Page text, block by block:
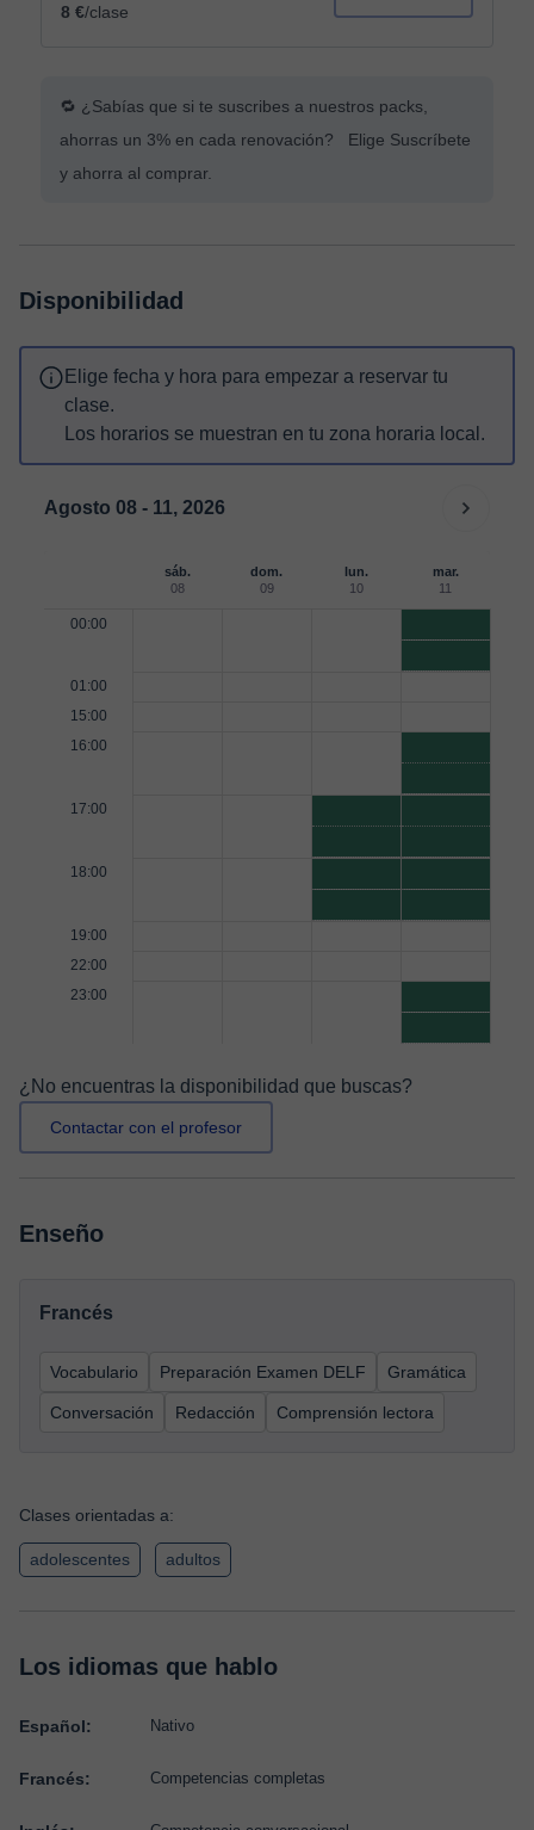
8 €/clase
🔁 ¿Sabías que si te suscribes a nuestros packs,
ahorras un 3% en cada renovación? Elige Suscríbete
y ahorra al comprar.
Disponibilidad
Elige fecha y hora para empezar a reservar tu
clase.
Los horarios se muestran en tu zona horaria local.
Agosto 08 - 11, 2026
sáb.
08
dom.
09
lun.
10
mar.
11
00:00
01:00
15:00
16:00
17:00
18:00
19:00
22:00
23:00
¿No encuentras la disponibilidad que buscas?
Contactar con el profesor
Enseño
Francés
Vocabulario Preparación Examen DELF Gramática
Conversación Redacción Comprensión lectora
Clases orientadas a:
adolescentes adultos
Los idiomas que hablo
Español: Nativo
Francés: Competencias completas